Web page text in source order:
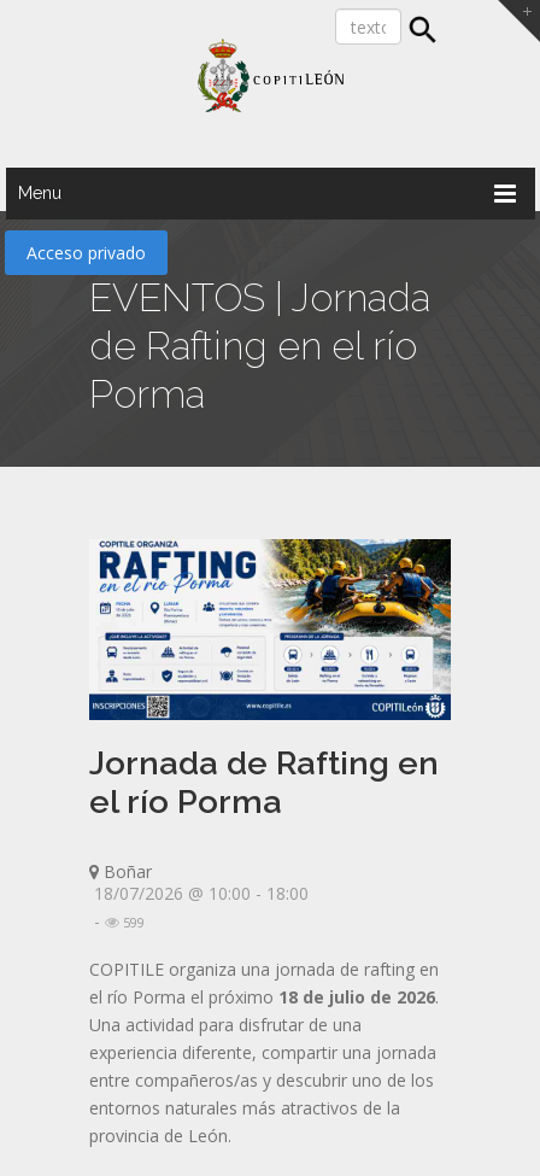
Menu
Acceso privado
EVENTOS | Jornada
de Rafting en el río
Porma
Jornada de Rafting en
el río Porma
Boñar
18/07/2026 @ 10:00 - 18:00
-
599
COPITILE organiza una jornada de rafting en
el río Porma el próximo 18 de julio de 2026.
Una actividad para disfrutar de una
experiencia diferente, compartir una jornada
entre compañeros/as y descubrir uno de los
entornos naturales más atractivos de la
provincia de León.